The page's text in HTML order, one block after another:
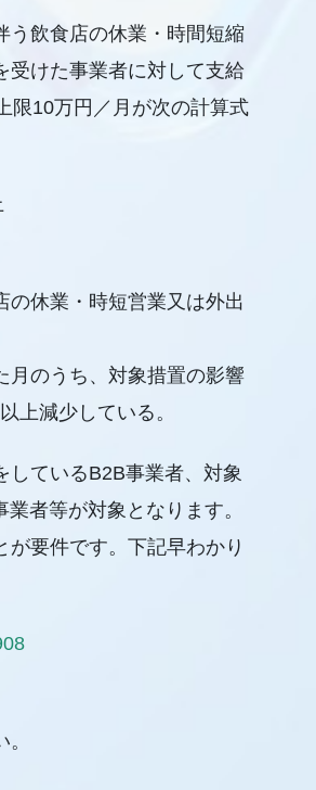
う飲食店の休業・時間短縮
受けた事業者に対して支給
限10万円／月が次の計算式
の休業・時短営業又は外出
月のうち、対象措置の影響
上減少している。
ているB2B事業者、対象
者等が対象となります。
要件です。下記早わかり